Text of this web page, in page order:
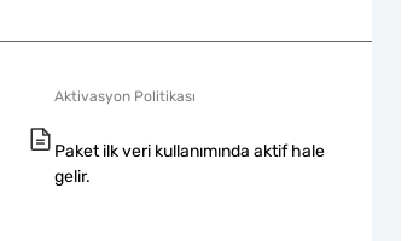
Aktivasyon Politikası
Paket ilk veri kullanımında aktif hale
gelir.